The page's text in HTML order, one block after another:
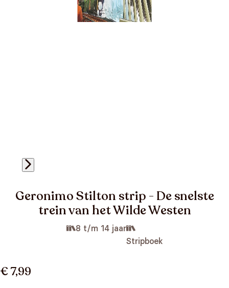
Geronimo Stilton strip - De snelste
trein van het Wilde Westen
8 t/m 14 jaar
Stripboek
€ 7,99